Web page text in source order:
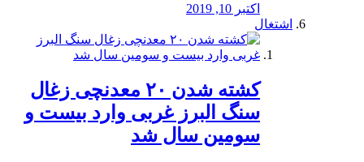
اکتبر 10, 2019
اشتغال
کشته شدن ۲۰ معدنچی زغال
سنگ البرز غربی وارد بیست و
سومین سال شد